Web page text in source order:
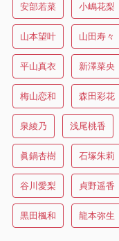
安部若菜 小嶋花梨
山本望叶 山田寿々
平山真衣 新澤菜央
梅山恋和 森田彩花
泉綾乃 浅尾桃香
眞鍋杏樹 石塚朱莉
谷川愛梨 貞野遥香
黒田楓和 龍本弥生